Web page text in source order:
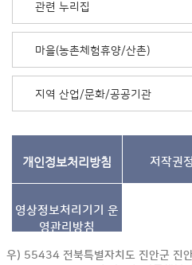
관련 누리집
마을(농촌체험휴양/산촌)
지역 산업/문화/공공기관
개인정보처리방침 저작권
영상정보처리기기운
영관리방침
우) 55434 전북특별자치도 진안군 진